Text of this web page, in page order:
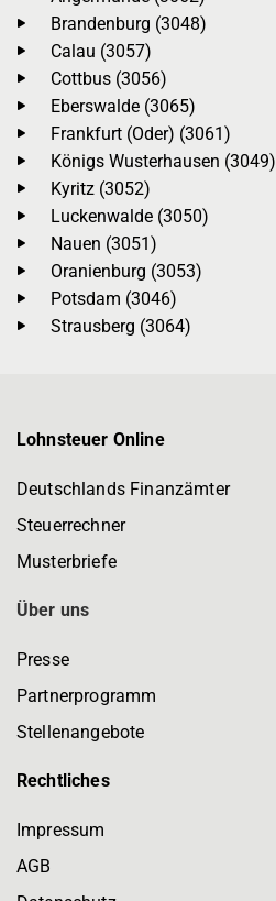
Brandenburg (3048)
Calau (3057)
Cottbus (3056)
Eberswalde (3065)
Frankfurt (Oder) (3061)
Königs Wusterhausen (3049)
Kyritz (3052)
Luckenwalde (3050)
Nauen (3051)
Oranienburg (3053)
Potsdam (3046)
Strausberg (3064)
Lohnsteuer Online
Deutschlands Finanzämter
Steuerrechner
Musterbriefe
Über uns
Presse
Partnerprogramm
Stellenangebote
Rechtliches
Impressum
AGB